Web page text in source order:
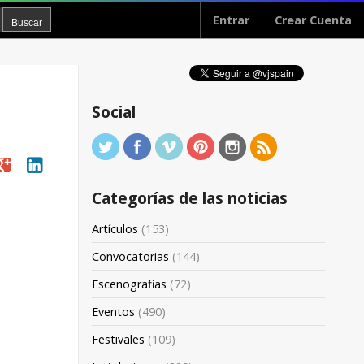
Entrar Crear Cuenta
linkedin
Social
Categorías de las noticias
Artículos (153)
Convocatorias (144)
Escenografias (72)
Eventos (490)
Festivales (109)